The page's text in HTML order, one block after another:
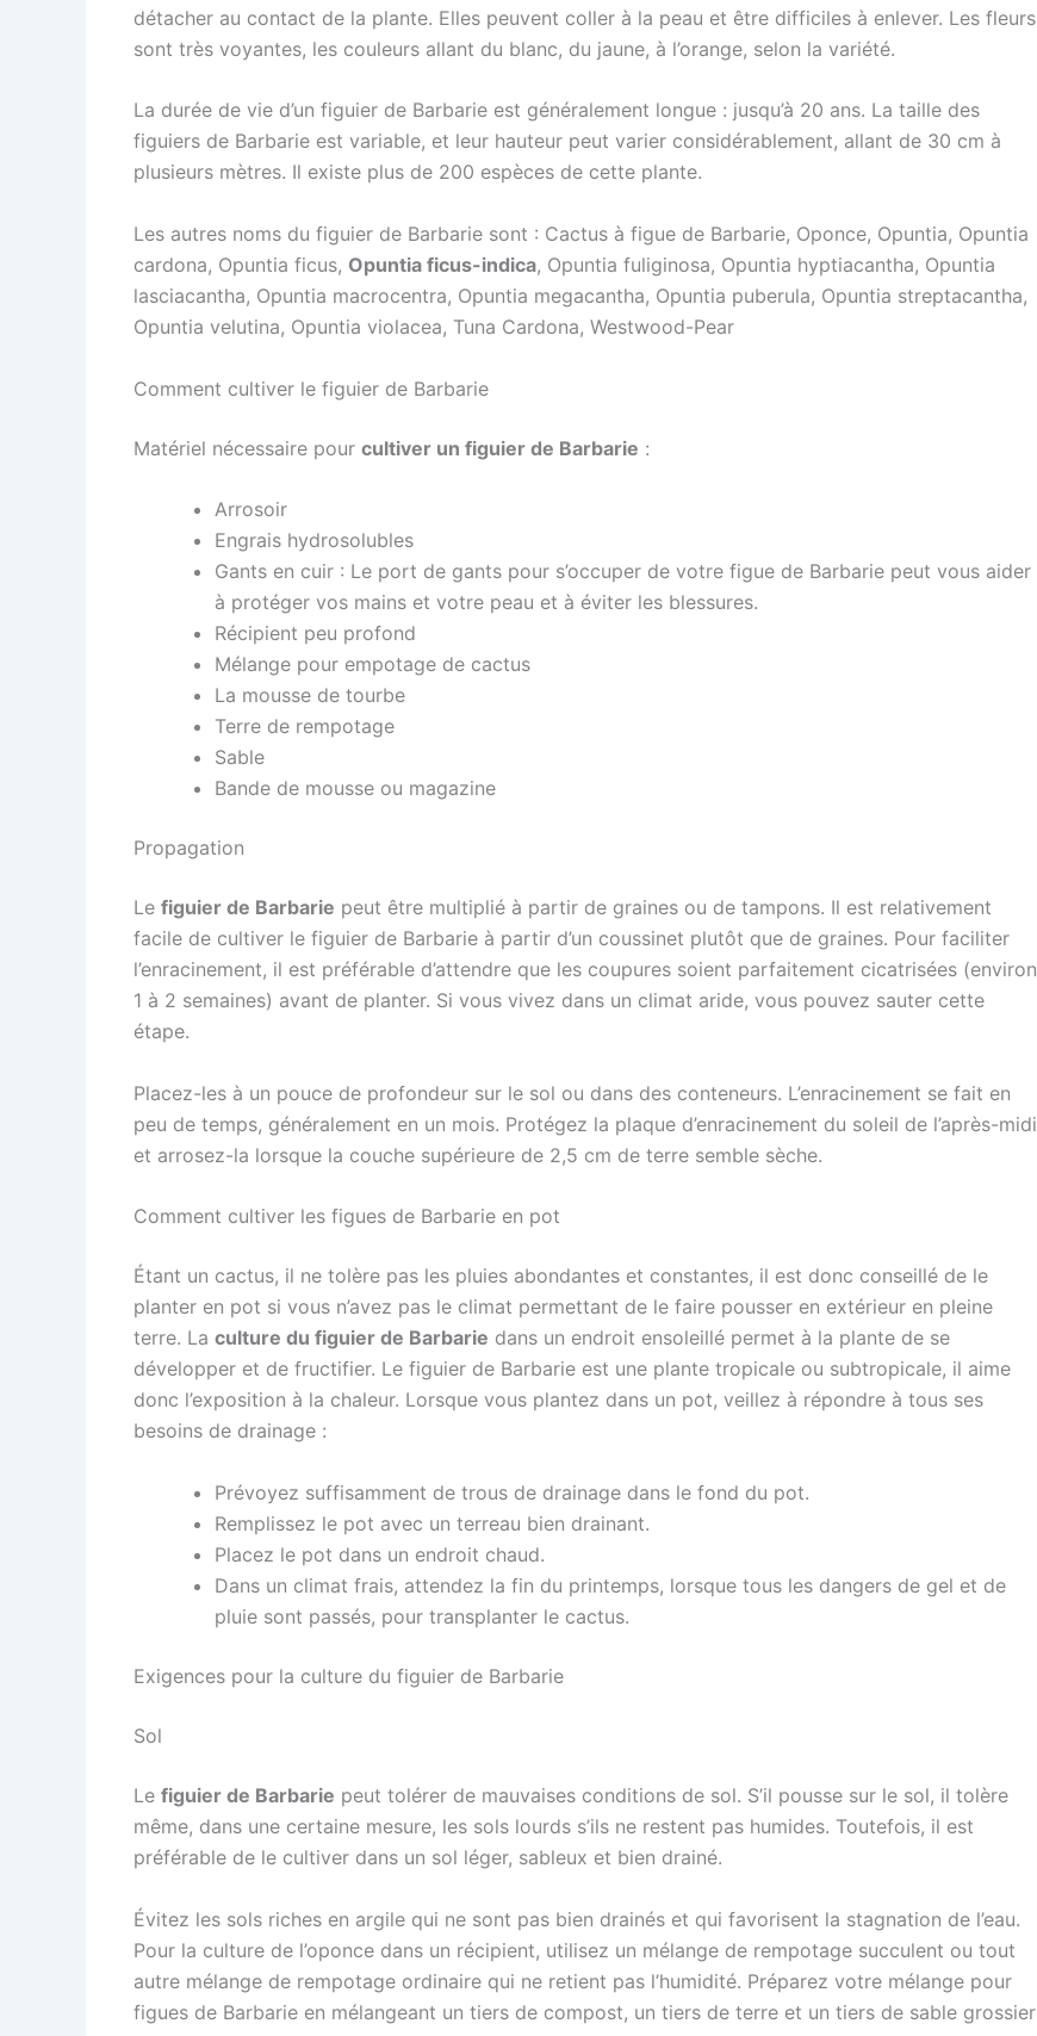
détacher au contact de la plante. Elles peuvent coller à la peau et être difficiles à enlever. Les fleurs
sont très voyantes, les couleurs allant du blanc, du jaune, à l’orange, selon la variété.
La durée de vie d’un figuier de Barbarie est généralement longue : jusqu’à 20 ans. La taille des
figuiers de Barbarie est variable, et leur hauteur peut varier considérablement, allant de 30 cm à
plusieurs mètres. Il existe plus de 200 espèces de cette plante.
Les autres noms du figuier de Barbarie sont : Cactus à figue de Barbarie, Oponce, Opuntia, Opuntia
cardona, Opuntia ficus, Opuntia ficus-indica, Opuntia fuliginosa, Opuntia hyptiacantha, Opuntia
lasciacantha, Opuntia macrocentra, Opuntia megacantha, Opuntia puberula, Opuntia streptacantha,
Opuntia velutina, Opuntia violacea, Tuna Cardona, Westwood-Pear
Comment cultiver le figuier de Barbarie
Matériel nécessaire pour cultiver un figuier de Barbarie :
Arrosoir
Engrais hydrosolubles
Gants en cuir : Le port de gants pour s’occuper de votre figue de Barbarie peut vous aider
à protéger vos mains et votre peau et à éviter les blessures.
Récipient peu profond
Mélange pour empotage de cactus
La mousse de tourbe
Terre de rempotage
Sable
Bande de mousse ou magazine
Propagation
Le figuier de Barbarie peut être multiplié à partir de graines ou de tampons. Il est relativement
facile de cultiver le figuier de Barbarie à partir d’un coussinet plutôt que de graines. Pour faciliter
l’enracinement, il est préférable d’attendre que les coupures soient parfaitement cicatrisées (environ
1 à 2 semaines) avant de planter. Si vous vivez dans un climat aride, vous pouvez sauter cette
étape.
Placez-les à un pouce de profondeur sur le sol ou dans des conteneurs. L’enracinement se fait en
peu de temps, généralement en un mois. Protégez la plaque d’enracinement du soleil de l’après-midi
et arrosez-la lorsque la couche supérieure de 2,5 cm de terre semble sèche.
Comment cultiver les figues de Barbarie en pot
Étant un cactus, il ne tolère pas les pluies abondantes et constantes, il est donc conseillé de le
planter en pot si vous n’avez pas le climat permettant de le faire pousser en extérieur en pleine
terre. La culture du figuier de Barbarie dans un endroit ensoleillé permet à la plante de se
développer et de fructifier. Le figuier de Barbarie est une plante tropicale ou subtropicale, il aime
donc l’exposition à la chaleur. Lorsque vous plantez dans un pot, veillez à répondre à tous ses
besoins de drainage :
Prévoyez suffisamment de trous de drainage dans le fond du pot.
Remplissez le pot avec un terreau bien drainant.
Placez le pot dans un endroit chaud.
Dans un climat frais, attendez la fin du printemps, lorsque tous les dangers de gel et de
pluie sont passés, pour transplanter le cactus.
Exigences pour la culture du figuier de Barbarie
Sol
Le figuier de Barbarie peut tolérer de mauvaises conditions de sol. S’il pousse sur le sol, il tolère
même, dans une certaine mesure, les sols lourds s’ils ne restent pas humides. Toutefois, il est
préférable de le cultiver dans un sol léger, sableux et bien drainé.
Évitez les sols riches en argile qui ne sont pas bien drainés et qui favorisent la stagnation de l’eau.
Pour la culture de l’oponce dans un récipient, utilisez un mélange de rempotage succulent ou tout
autre mélange de rempotage ordinaire qui ne retient pas l’humidité. Préparez votre mélange pour
figues de Barbarie en mélangeant un tiers de compost, un tiers de terre et un tiers de sable grossier